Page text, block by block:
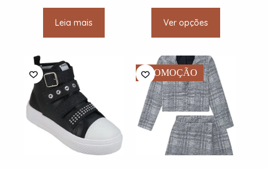
Leia mais Ver opções
product
variants.
The
options
may
be
chosen
on
the
product
page
PROMOÇÃO